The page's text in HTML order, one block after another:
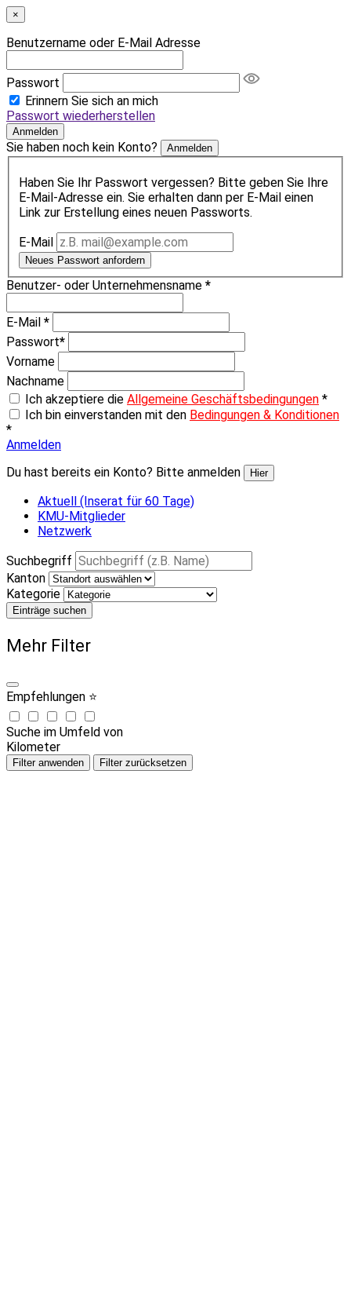
×
Benutzername oder E-Mail Adresse
Passwort
Erinnern Sie sich an mich
Passwort wiederherstellen
Anmelden
Sie haben noch kein Konto? Anmelden
Haben Sie Ihr Passwort vergessen? Bitte geben Sie Ihre
E-Mail-Adresse ein. Sie erhalten dann per E-Mail einen
Link zur Erstellung eines neuen Passworts.
E-Mail
Neues Passwort anfordern
Benutzer- oder Unternehmensname *
E-Mail *
Passwort*
Vorname
Nachname
Ich akzeptiere die Allgemeine Geschäftsbedingungen *
Ich bin einverstanden mit den Bedingungen & Konditionen
*
Anmelden
Du hast bereits ein Konto? Bitte anmelden
Hier
Aktuell (Inserat für 60 Tage)
KMU-Mitglieder
Netzwerk
Suchbegriff
Kanton
Kategorie
Einträge suchen
Mehr Filter
Empfehlungen ⭐
Suche im Umfeld von
Kilometer
Filter anwenden Filter zurücksetzen